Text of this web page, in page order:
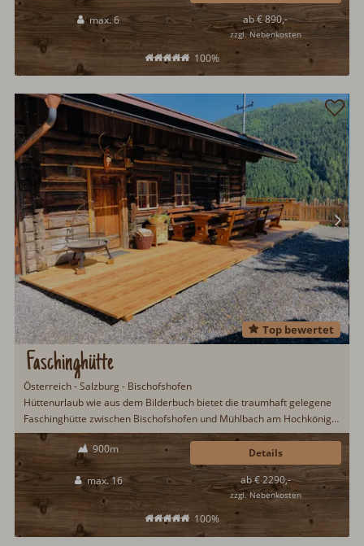
max. 6
100%
ab € 890,-
zzgl. Nebenkosten
Faschinghütte
Top bewertet
Österreich - Salzburg - Bischofshofen
Hüttenurlaub wie aus dem Bilderbuch bietet die traumhaft gelegene
Faschinghütte zwischen Bischofshofen und Mühlbach am Hochkönig.
Die über 300 Jahre alte Berghütte am Haidberg wurde aufwendig und
liebevoll renoviert. Auf den großzügigen 250qm Wohnfläche, gibt es
Platz für 16 Hüttengäste. Eine Saunahütte ist vorhanden. Tolle
Aussichtslage mit traumhafter Aussicht...
900m
max. 16
100%
ab € 2290,-
zzgl. Nebenkosten
Details